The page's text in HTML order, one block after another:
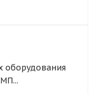
оборудования